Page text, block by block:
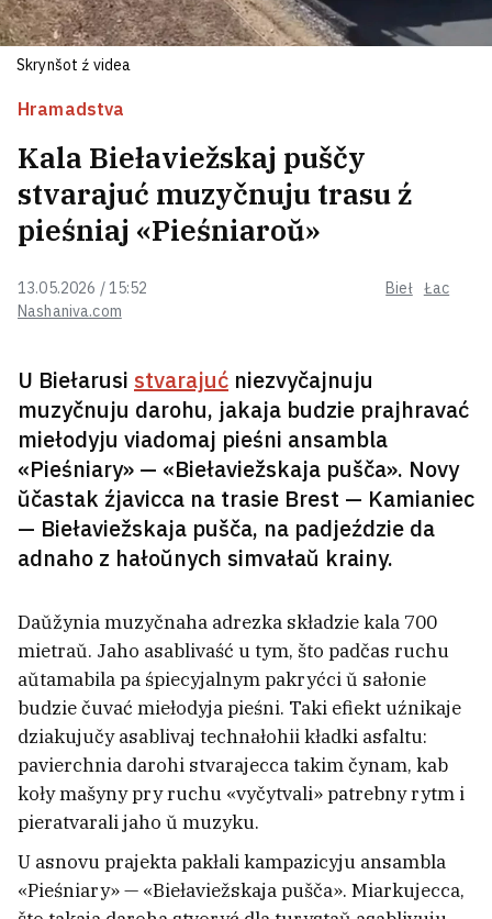
Hramadstva
Nashaniva.com
13.05.2026 / 15:52 Bieł Łac
Kala Biełaviežskaj puščy
stvarajuć muzyčnuju trasu ź
pieśniaj «Pieśniaroŭ»
U Biełarusi stvarajuć niezvyčajnuju
muzyčnuju darohu, jakaja budzie prajhravać
miełodyju viadomaj pieśni ansambla
«Pieśniary» — «Biełaviežskaja pušča». Novy
ŭčastak źjavicca na trasie Brest — Kamianiec
— Biełaviežskaja pušča, na padjeździe da
adnaho z hałoŭnych simvałaŭ krainy.
Skrynšot ź videa
Daŭžynia muzyčnaha adrezka składzie kala 700
mietraŭ. Jaho asablivaść u tym, što padčas ruchu
aŭtamabila pa śpiecyjalnym pakryćci ŭ sałonie
budzie čuvać miełodyja pieśni. Taki efiekt uźnikaje
dziakujučy asablivaj technałohii kładki asfaltu:
pavierchnia darohi stvarajecca takim čynam, kab
koły mašyny pry ruchu «vyčytvali» patrebny rytm i
pieratvarali jaho ŭ muzyku.
U asnovu prajekta pakłali kampazicyju ansambla
«Pieśniary» — «Biełaviežskaja pušča». Miarkujecca,
Naŭrocki: Ukraina moža raźličvać
na dapamohu, bo tam, dzie bjuć
HUR pakazała, jak marskija drony
pracavali pa porcie ŭ Jałcie VIDEA
Pamiatajecie błohiera, jakoha ŭ 17
hadoŭ zatrymali za machinacyi z
U Jekaciarynburhu atakavany skład
Wildberries
Na «Hrodna Azocie» adbyŭsia
pazapłanavy vykid amijaku